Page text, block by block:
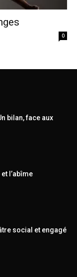
0
bilan, face aux
l’abîme
social et engagé